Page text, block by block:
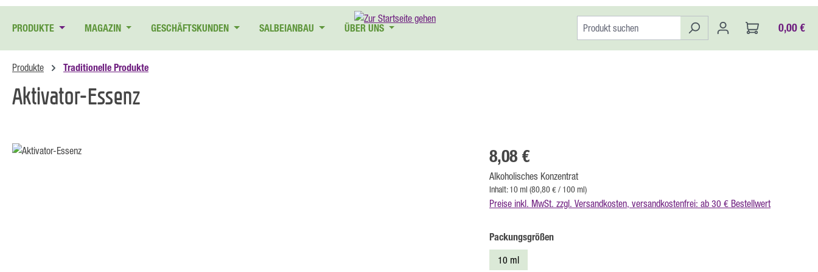
PRODUKTE
MAGAZIN GESCHÄFTSKUNDEN SALBEIANBAU ÜBER UNS 0,00 €
Produkte Traditionelle Produkte
Aktivator-Essenz
Bildergalerie überspringen Regulärer Preis:
8,08 €
Alkoholisches Konzentrat
Inhalt:10 ml (80,80 € / 100 ml)
Preise inkl. MwSt. zzgl. Versandkosten, versandkostenfrei: ab 30 € Bestellwert
Packungsgrößenauswählen
10 ml